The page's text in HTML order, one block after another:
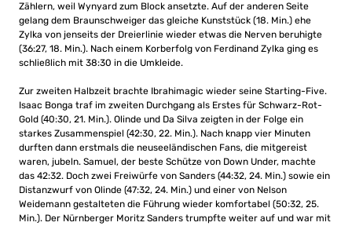
Zählern, weil Wynyard zum Block ansetzte. Auf der anderen Seite
gelang dem Braunschweiger das gleiche Kunststück (18. Min.) ehe
Zylka von jenseits der Dreierlinie wieder etwas die Nerven beruhigte
(36:27, 18. Min.). Nach einem Korberfolg von Ferdinand Zylka ging es
schließlich mit 38:30 in die Umkleide.
Zur zweiten Halbzeit brachte Ibrahimagic wieder seine Starting-Five.
Isaac Bonga traf im zweiten Durchgang als Erstes für Schwarz-Rot-
Gold (40:30, 21. Min.). Olinde und Da Silva zeigten in der Folge ein
starkes Zusammenspiel (42:30, 22. Min.). Nach knapp vier Minuten
durften dann erstmals die neuseeländischen Fans, die mitgereist
waren, jubeln. Samuel, der beste Schütze von Down Under, machte
das 42:32. Doch zwei Freiwürfe von Sanders (44:32, 24. Min.) sowie ein
Distanzwurf von Olinde (47:32, 24. Min.) und einer von Nelson
Weidemann gestalteten die Führung wieder komfortabel (50:32, 25.
Min.). Der Nürnberger Moritz Sanders trumpfte weiter auf und war mit